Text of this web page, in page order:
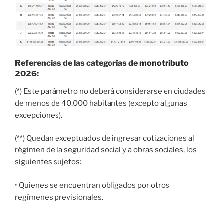
Referencias de las categorías demonotributo
2026:
(*) Este parámetro no deberá considerarse en ciudades
de menos de 40.000 habitantes (excepto algunas
excepciones).
(**) Quedan exceptuados de ingresar cotizaciones al
régimen de la seguridad social y a obras sociales, los
siguientes sujetos:
• Quienes se encuentran obligados por otros
regímenes previsionales.